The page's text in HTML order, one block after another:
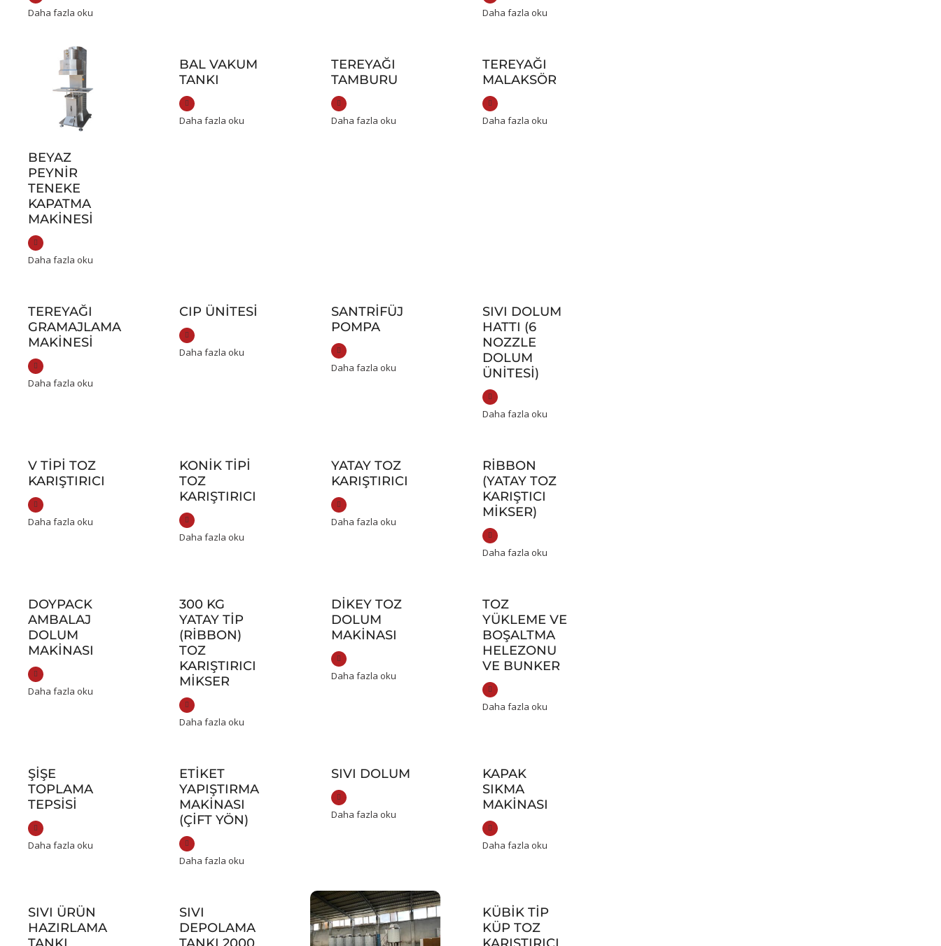
Daha fazla oku Daha fazla oku
BEYAZ
PEYNIR
TENEKE
KAPATMA
MAKINESI
Daha fazla oku
BAL VAKUM
TANKI
Daha fazla oku
TEREYAĞI
TAMBURU
Daha fazla oku
TEREYAĞI
MALAKSÖR
Daha fazla oku
TEREYAĞI
GRAMAJLAMA
MAKINESI
Daha fazla oku
CIP ÜNITESI
Daha fazla oku
SANTRIFÜJ
POMPA
Daha fazla oku
SIVI DOLUM
HATTI (6
NOZZLE
DOLUM
ÜNITESI)
Daha fazla oku
V TIPI TOZ
KARIŞTIRICI
Daha fazla oku
KONIK TIPI
TOZ
KARIŞTIRICI
Daha fazla oku
YATAY TOZ
KARIŞTIRICI
Daha fazla oku
RIBBON
(YATAY TOZ
KARIŞTICI
MIKSER)
Daha fazla oku
DOYPACK
AMBALAJ
DOLUM
MAKINASI
Daha fazla oku
300 KG
YATAY TIP
(RIBBON)
TOZ
KARIŞTIRICI
MIKSER
Daha fazla oku
DIKEY TOZ
DOLUM
MAKINASI
Daha fazla oku
TOZ
YÜKLEME VE
BOŞALTMA
HELEZONU
VE BUNKER
Daha fazla oku
ŞIŞE
TOPLAMA
TEPSISI
Daha fazla oku
ETIKET
YAPIŞTIRMA
MAKINASI
(ÇIFT YÖN)
Daha fazla oku
SIVI DOLUM
Daha fazla oku
KAPAK
SIKMA
MAKINASI
Daha fazla oku
SIVI ÜRÜN
HAZIRLAMA
SIVI
DEPOLAMA
KÜBIK TIP
KÜP TOZ